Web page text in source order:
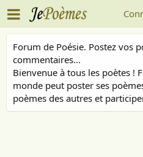
Forum de Poésie. Postez vos
commentaires...
Bienvenue à tous les poètes !
monde peut poster ses
poèmes des autres et